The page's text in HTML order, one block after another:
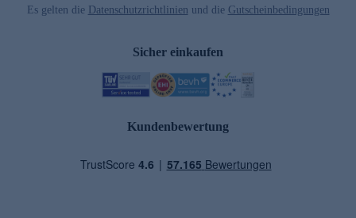
Es gelten die Datenschutzrichtlinien und die Gutscheinbedingungen
Sicher einkaufen
Kundenbewertung